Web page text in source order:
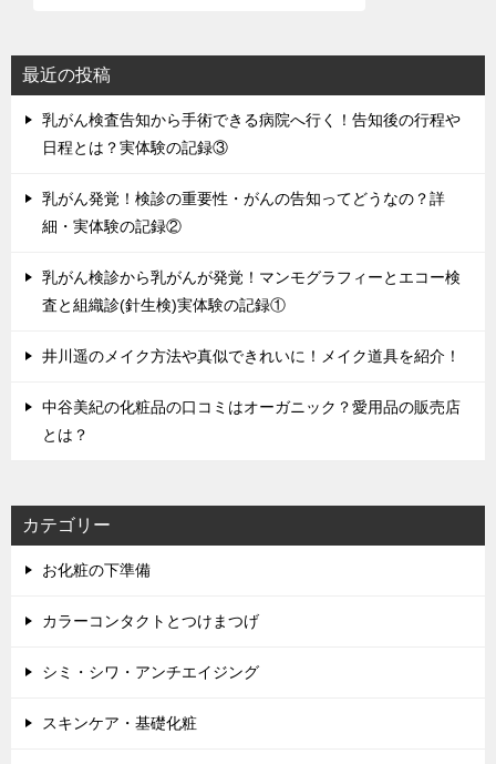
最近の投稿
乳がん検査告知から手術できる病院へ行く！告知後の行程や
日程とは？実体験の記録③
乳がん発覚！検診の重要性・がんの告知ってどうなの？詳
細・実体験の記録②
乳がん検診から乳がんが発覚！マンモグラフィーとエコー検
査と組織診(針生検)実体験の記録①
井川遥のメイク方法や真似できれいに！メイク道具を紹介！
中谷美紀の化粧品の口コミはオーガニック？愛用品の販売店
とは？
カテゴリー
お化粧の下準備
カラーコンタクトとつけまつげ
シミ・シワ・アンチエイジング
スキンケア・基礎化粧